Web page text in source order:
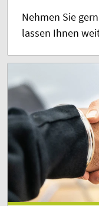
Nehmen Sie
lassen Ihnen